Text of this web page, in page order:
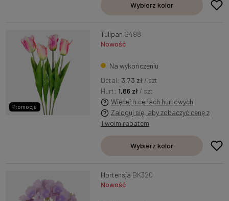
Wybierz kolor
Promocja
Tulipan G498
Nowość
Na wykończeniu
Detal: 3,73 zł / szt
Hurt: 1,86 zł / szt
Więcej o cenach hurtowych
Zaloguj się, aby zobaczyć cenę z
Twoim rabatem
Wybierz kolor
Hortensja BK320
Nowość